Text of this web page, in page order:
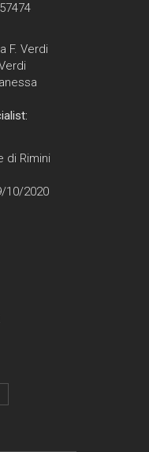
F. Verdi
di Rimini
10/2020